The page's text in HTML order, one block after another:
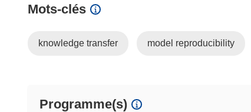
Mots‑clés
knowledge transfer model reproducibility
Programme(s)